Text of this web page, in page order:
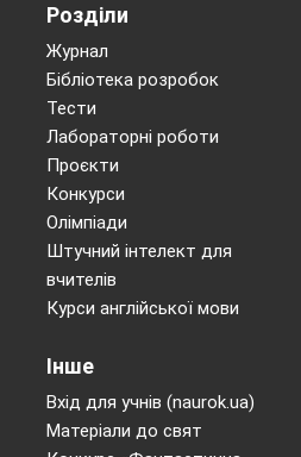
Розділи
Журнал
Бібліотека розробок
Тести
Лабораторні роботи
Проєкти
Конкурси
Олімпіади
Штучний інтелект для
вчителів
Курси англійської мови
Інше
Вхід для учнів (naurok.ua)
Матеріали до свят